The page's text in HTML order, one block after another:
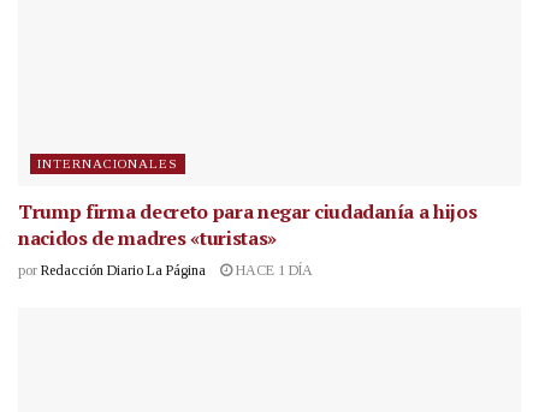
INTERNACIONALES
Trump firma decreto para negar ciudadanía a hijos
nacidos de madres «turistas»
por Redacción Diario La Página HACE 1 DÍA